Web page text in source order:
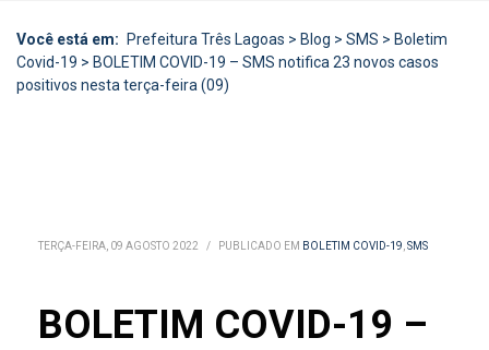
Você está em: Prefeitura Três Lagoas > Blog > SMS > Boletim
Covid-19 > BOLETIM COVID-19 – SMS notifica 23 novos casos
positivos nesta terça-feira (09)
TERÇA-FEIRA, 09 AGOSTO 2022 / PUBLICADO EM BOLETIM COVID-19,SMS
BOLETIM COVID-19 –